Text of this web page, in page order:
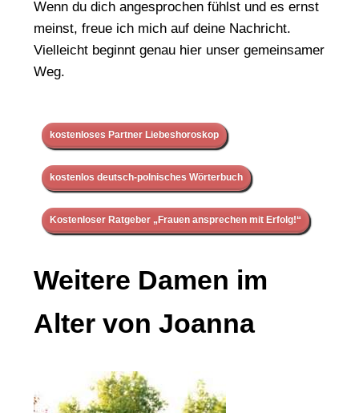
Wenn du dich angesprochen fühlst und es ernst
meinst, freue ich mich auf deine Nachricht.
Vielleicht beginnt genau hier unser gemeinsamer
Weg.
kostenloses Partner Liebeshoroskop
kostenlos deutsch-polnisches Wörterbuch
Kostenloser Ratgeber „Frauen ansprechen mit Erfolg!“
Weitere Damen im
Alter von Joanna